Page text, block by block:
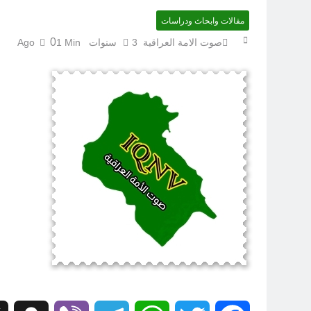
مقالات وابحاث ودراسات
صوت الامة العراقية 3 سنوات Ago 01 Min